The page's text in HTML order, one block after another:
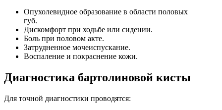
Опухолевидное образование в области половых
губ.
Дискомфорт при ходьбе или сидении.
Боль при половом акте.
Затрудненное мочеиспускание.
Воспаление и покраснение кожи.
Диагностика бартолиновой кисты
Для точной диагностики проводятся: